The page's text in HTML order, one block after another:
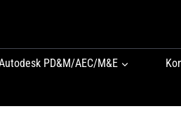
PD&M/AEC/M&E